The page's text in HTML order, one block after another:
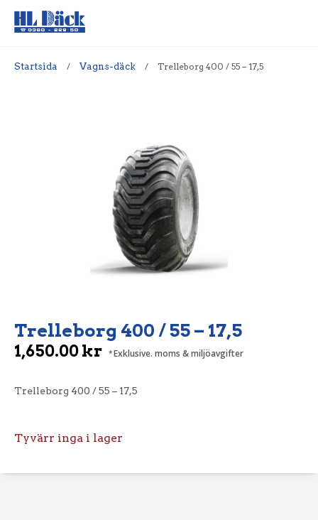
Startsida / Vagns-däck / Trelleborg 400 / 55 – 17,5
Trelleborg 400 / 55 – 17,5
1,650.00kr Exklusive. moms & miljöavgifter
Trelleborg 400 / 55 – 17,5
Tyvärr inga i lager